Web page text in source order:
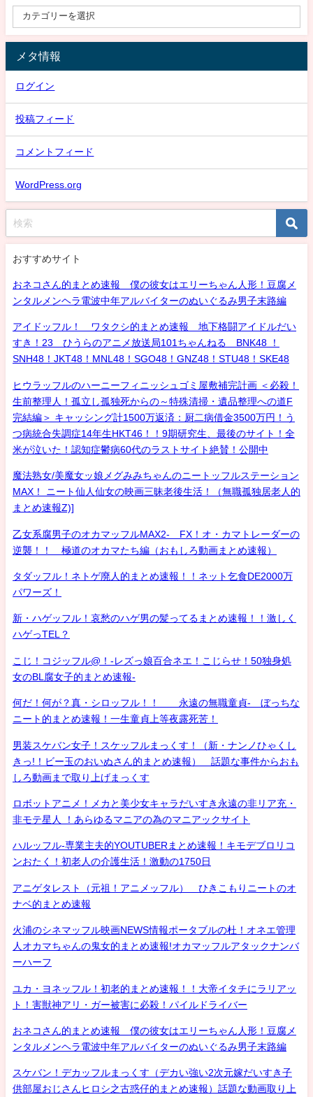
メタ情報
ログイン
投稿フィード
コメントフィード
WordPress.org
おすすめサイト
おネコさん的まとめ速報 僕の彼女はエリーちゃん人形！豆腐メ
ンタルメンヘラ電波中年アルバイターのぬいぐるみ男子末路編
アイドッフル！ ワタクシ的まとめ速報 地下格闘アイドルだい
すき！23 ひうらのアニメ放送局101ちゃんねる BNK48 ！
SNH48！JKT48！MNL48！SGO48！GNZ48！STU48！SKE48
ヒウラッフルのハーニーフィニッシュゴミ屋敷補完計画 ＜必殺！
生前整理人！孤立し孤独死からの～特殊清掃・遺品整理への道F
完結編＞ キャッシング計1500万返済：厨二病借金3500万円！う
つ病統合失調症14年生HKT46！！9期研究生、最後のサイト！全
米が泣いた！認知症鬱病60代のラストサイト絶賛！公開中
魔法熟女/美魔女ッ娘メグみみちゃんのニートッフルステーション
MAX！ ニート仙人仙女の映画三昧老後生活！（無職孤独居老人的
まとめ速報Z)]
乙女系腐男子のオカマッフルMAX2- FX！オ・カマトレーダーの
逆襲！！ 極道のオカマたち編（おもしろ動画まとめ速報）
タダッフル！ネトゲ廃人的まとめ速報！！ネット乞食DE2000万
パワーズ！
新・ハゲッフル！哀愁のハゲ男の髪ってるまとめ速報！！激しく
ハゲっTEL？
こじ！コジッフル@！-レズっ娘百合ネエ！こじらせ！50独身処
女のBL腐女子的まとめ速報-
何だ！何が？真・シロッフル！！ 永遠の無職童貞- ぼっちな
ニート的まとめ速報！一生童貞上等夜露死苦！
男装スケバン女子！スケッフルまっくす！（新・ナンノひゃくし
きっ!！ビー玉のおいぬさん的まとめ速報） 話題な事件からおも
しろ動画まで取り上げまっくす
ロボットアニメ！メカと美少女キャラだいすき永遠の非リア充・
非モテ星人 ！あらゆるマニアの為のマニアックサイト
ハルッフル-専業主夫的YOUTUBERまとめ速報！キモデブロリコ
ンおたく！初老人の介護生活！激動の1750日
アニゲタレスト（元祖！アニメッフル） ひきこもりニートのオ
ナベ的まとめ速報
火浦のシネマッフル映画NEWS情報ポータブルの杜！オネエ管理
人オカマちゃんの鬼女的まとめ速報!オカマッフルアタックナンバ
ーハーフ
ユカ・ヨネッフル！初老的まとめ速報！！大帝イタチにラリアッ
ト！害獣神アリ・ガー被害に必殺！パイルドライバー
おネコさん的まとめ速報 僕の彼女はエリーちゃん人形！豆腐メ
ンタルメンヘラ電波中年アルバイターのぬいぐるみ男子末路編
スケバン！デカッフルまっくす（デカい強い2次元嫁だいすき子
供部屋おじさんヒロシ之古惑仔的まとめ速報）話題な動画取り上